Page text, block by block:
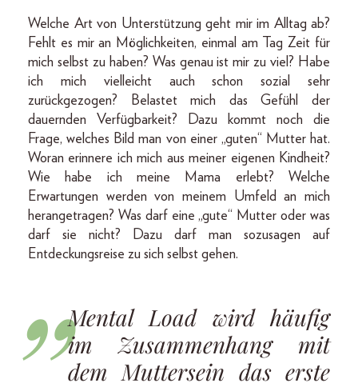
Welche Art von Unterstützung geht mir im Alltag ab?
Fehlt es mir an Möglichkeiten, einmal am Tag Zeit für
mich selbst zu haben? Was genau ist mir zu viel? Habe
ich mich vielleicht auch schon sozial sehr
zurückgezogen? Belastet mich das Gefühl der
dauernden Verfügbarkeit? Dazu kommt noch die
Frage, welches Bild man von einer „guten“ Mutter hat.
Woran erinnere ich mich aus meiner eigenen Kindheit?
Wie habe ich meine Mama erlebt? Welche
Erwartungen werden von meinem Umfeld an mich
herangetragen? Was darf eine „gute“ Mutter oder was
darf sie nicht? Dazu darf man sozusagen auf
Entdeckungsreise zu sich selbst gehen.
Mental Load wird häufig
im Zusammenhang mit
dem Muttersein das erste